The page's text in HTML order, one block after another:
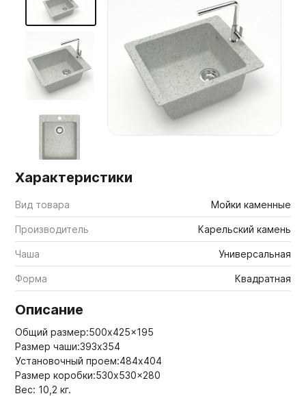
Мебельные образцы, каталоги
Характеристики
Вид товара Мойки каменные
Производитель Карельский камень
Чаша Универсальная
Форма Квадратная
Описание
Общий размер:500x425x195
Размер чаши:393х354
Установочный проем:484x404
Размер коробки:530x530x280
Вес: 10,2 кг.